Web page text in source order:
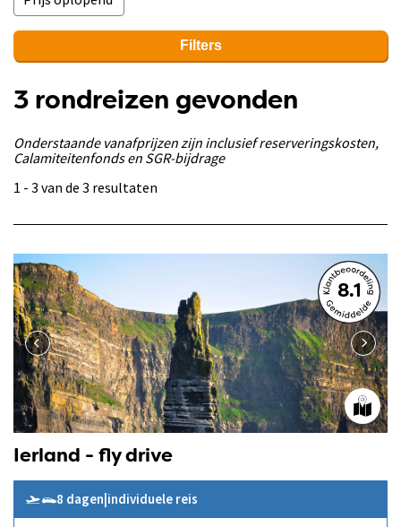
Filters
3 rondreizen gevonden
Onderstaande vanafprijzen zijn inclusief reserveringskosten,
Calamiteitenfonds en SGR-bijdrage
1 - 3 van de 3 resultaten
8.1
Ierland - fly drive
8 dagen individuele reis